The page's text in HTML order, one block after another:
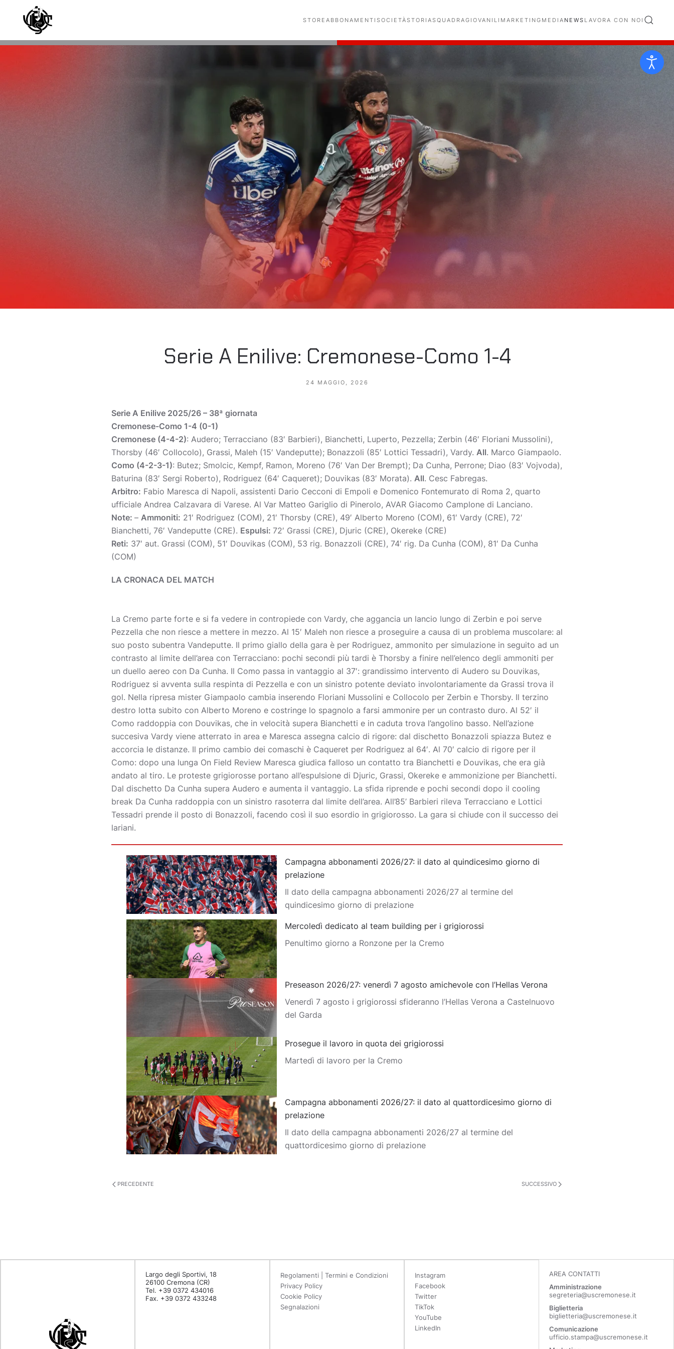
Skip to main content STORE ABBONAMENTI SOCIETÀSTORIASQUADRAGIOVANILI MARKETING MEDIA NEWS LAVORA CON NOI
Serie A Enilive: Cremonese-Como 1-4
24 MAGGIO, 2026
Serie A Enilive 2025/26 – 38ª giornata
Cremonese-Como 1-4 (0-1)
Cremonese (4-4-2): Audero; Terracciano (83′ Barbieri), Bianchetti, Luperto, Pezzella; Zerbin (46′ Floriani Mussolini),
Thorsby (46′ Collocolo), Grassi, Maleh (15′ Vandeputte); Bonazzoli (85′ Lottici Tessadri), Vardy. All. Marco Giampaolo.
Como (4-2-3-1): Butez; Smolcic, Kempf, Ramon, Moreno (76′ Van Der Brempt); Da Cunha, Perrone; Diao (83′ Vojvoda),
Baturina (83′ Sergi Roberto), Rodriguez (64′ Caqueret); Douvikas (83′ Morata). All. Cesc Fabregas.
Arbitro: Fabio Maresca di Napoli, assistenti Dario Cecconi di Empoli e Domenico Fontemurato di Roma 2, quarto
ufficiale Andrea Calzavara di Varese. Al Var Matteo Gariglio di Pinerolo, AVAR Giacomo Camplone di Lanciano.
Note: – Ammoniti: 21′ Rodriguez (COM), 21′ Thorsby (CRE), 49′ Alberto Moreno (COM), 61′ Vardy (CRE), 72′
Bianchetti, 76′ Vandeputte (CRE). Espulsi: 72′ Grassi (CRE), Djuric (CRE), Okereke (CRE)
Reti: 37′ aut. Grassi (COM), 51′ Douvikas (COM), 53 rig. Bonazzoli (CRE), 74′ rig. Da Cunha (COM), 81′ Da Cunha
(COM)
LA CRONACA DEL MATCH
La Cremo parte forte e si fa vedere in contropiede con Vardy, che aggancia un lancio lungo di Zerbin e poi serve
Pezzella che non riesce a mettere in mezzo. Al 15′ Maleh non riesce a proseguire a causa di un problema muscolare: al
suo posto subentra Vandeputte. Il primo giallo della gara è per Rodriguez, ammonito per simulazione in seguito ad un
contrasto al limite dell’area con Terracciano: pochi secondi più tardi è Thorsby a finire nell’elenco degli ammoniti per
un duello aereo con Da Cunha. Il Como passa in vantaggio al 37′: grandissimo intervento di Audero su Douvikas,
Rodriguez si avventa sulla respinta di Pezzella e con un sinistro potente deviato involontariamente da Grassi trova il
gol. Nella ripresa mister Giampaolo cambia inserendo Floriani Mussolini e Collocolo per Zerbin e Thorsby. Il terzino
destro lotta subito con Alberto Moreno e costringe lo spagnolo a farsi ammonire per un contrasto duro. Al 52′ il
Como raddoppia con Douvikas, che in velocità supera Bianchetti e in caduta trova l’angolino basso. Nell’azione
succesiva Vardy viene atterrato in area e Maresca assegna calcio di rigore: dal dischetto Bonazzoli spiazza Butez e
accorcia le distanze. Il primo cambio dei comaschi è Caqueret per Rodriguez al 64′. Al 70′ calcio di rigore per il
Como: dopo una lunga On Field Review Maresca giudica falloso un contatto tra Bianchetti e Douvikas, che era già
andato al tiro. Le proteste grigiorosse portano all’espulsione di Djuric, Grassi, Okereke e ammonizione per Bianchetti.
Dal dischetto Da Cunha supera Audero e aumenta il vantaggio. La sfida riprende e pochi secondi dopo il cooling
break Da Cunha raddoppia con un sinistro rasoterra dal limite dell’area. All’85’ Barbieri rileva Terracciano e Lottici
Tessadri prende il posto di Bonazzoli, facendo così il suo esordio in grigiorosso. La gara si chiude con il successo dei
lariani.
Campagna abbonamenti 2026/27: il dato al quindicesimo giorno di
prelazione
Il dato della campagna abbonamenti 2026/27 al termine del
quindicesimo giorno di prelazione
Mercoledì dedicato al team building per i grigiorossi
Penultimo giorno a Ronzone per la Cremo
Preseason 2026/27: venerdì 7 agosto amichevole con l’Hellas Verona
Venerdì 7 agosto i grigiorossi sfideranno l’Hellas Verona a Castelnuovo
del Garda
Prosegue il lavoro in quota dei grigiorossi
Martedì di lavoro per la Cremo
Campagna abbonamenti 2026/27: il dato al quattordicesimo giorno di
prelazione
Il dato della campagna abbonamenti 2026/27 al termine del
quattordicesimo giorno di prelazione
PRECEDENTE SUCCESSIVO
Largo degli Sportivi, 18
26100 Cremona (CR)
Tel. +39 0372 434016
Fax. +39 0372 433248
Regolamenti | Termini e Condizioni
Privacy Policy
Cookie Policy
Segnalazioni
Instagram
Facebook
Twitter
TikTok
YouTube
LinkedIn
AREA CONTATTI
Amministrazione
segreteria@uscremonese.it
Biglietteria
biglietteria@uscremonese.it
Comunicazione
ufficio.stampa@uscremonese.it